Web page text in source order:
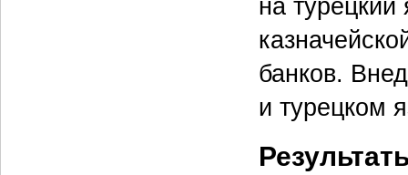
банков.
и турецком